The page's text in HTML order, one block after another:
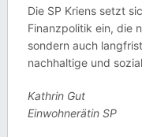
Die SP Kriens setzt
Finanzpolitik ein, die
sondern auch
nachhaltige und
Kathrin Gut
Einwohnerätin SP